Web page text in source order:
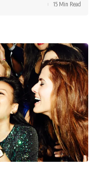
15 Min Read